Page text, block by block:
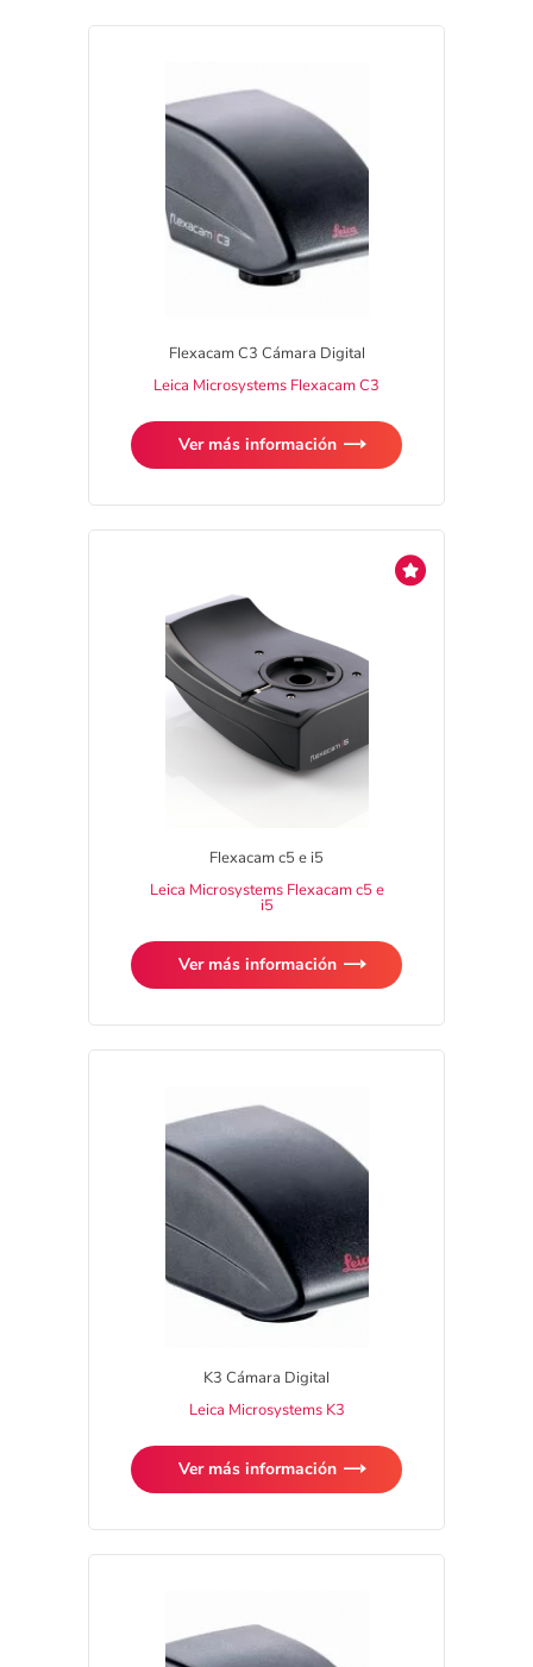
Flexacam C3 Cámara Digital
Leica Microsystems Flexacam C3
Ver más información
Flexacam c5 e i5
Leica Microsystems Flexacam c5 e
i5
Ver más información
K3 Cámara Digital
Leica Microsystems K3
Ver más información